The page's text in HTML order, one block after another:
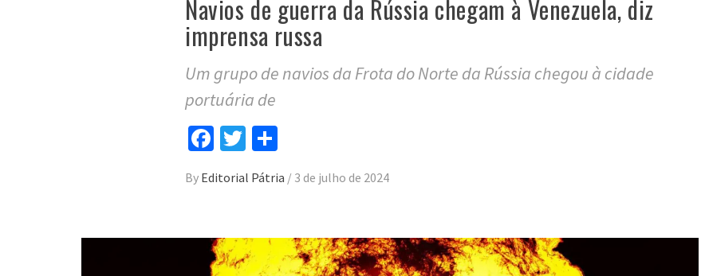
Navios de guerra da Rússia chegam à Venezuela, diz
imprensa russa
Um grupo de navios da Frota do Norte da Rússia chegou à cidade
portuária de
Facebook
Twitter
By Editorial Pátria / 3 de julho de 2024